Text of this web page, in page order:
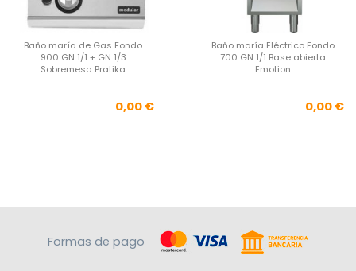
Baño maría de Gas Fondo
900 GN 1/1 + GN 1/3
Sobremesa Pratika
Precio
0,00 €
Baño maría Eléctrico Fondo
700 GN 1/1 Base abierta
Emotion
0,00 €
Formas de pago